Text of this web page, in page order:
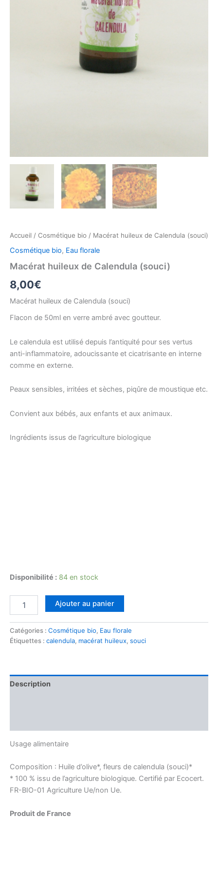
Accueil / Cosmétique bio / Macérat huileux de Calendula (souci)
Cosmétique bio, Eau florale
Macérat huileux de Calendula (souci)
8,00€
Macérat huileux de Calendula (souci)
Flacon de 50ml en verre ambré avec goutteur.
Le calendula est utilisé depuis l’antiquité pour ses vertus
anti-inflammatoire, adoucissante et cicatrisante en interne
comme en externe.
Peaux sensibles, irritées et sèches, piqûre de moustique etc.
Convient aux bébés, aux enfants et aux animaux.
Ingrédients issus de l’agriculture biologique
Disponibilité : 84 en stock
huileux
de
Ajouter au panier
Catégories : Cosmétique bio, Eau florale
Étiquettes : calendula, macérat huileux, souci
Description
Usage alimentaire
Composition : Huile d’olive*, fleurs de calendula (souci)*
* 100 % issu de l’agriculture biologique. Certifié par Ecocert.
FR-BIO-01 Agriculture Ue/non Ue.
Produit de France